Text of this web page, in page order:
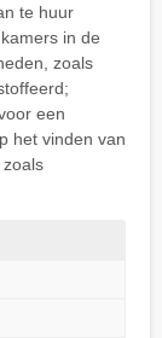
te huur
in de
zoals
een
het vinden van